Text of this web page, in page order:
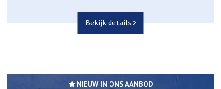
Bekijk details
NIEUW IN ONS AANBOD